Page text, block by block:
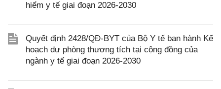
hiểm y tế giai đoạn 2026-2030
Quyết định 2428/QĐ-BYT của Bộ Y tế ban hành Kế
hoạch dự phòng thương tích tại cộng đồng của
ngành y tế giai đoạn 2026-2030